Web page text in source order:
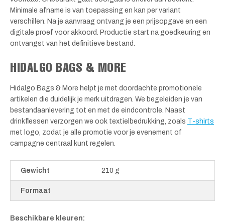
Minimale afname is van toepassing en kan per variant
verschillen. Na je aanvraag ontvang je een prijsopgave en een
digitale proef voor akkoord. Productie start na goedkeuring en
ontvangst van het definitieve bestand.
HIDALGO BAGS & MORE
Hidalgo Bags & More helpt je met doordachte promotionele
artikelen die duidelijk je merk uitdragen. We begeleiden je van
bestandaanlevering tot en met de eindcontrole. Naast
drinkflessen verzorgen we ook textielbedrukking, zoals T-shirts
met logo, zodat je alle promotie voor je evenement of
campagne centraal kunt regelen.
Gewicht 210 g
Formaat
Beschikbare kleuren: